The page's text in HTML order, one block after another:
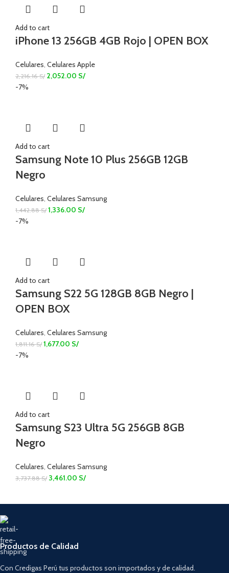
Add to cart
iPhone 13 256GB 4GB Rojo | OPEN BOX
Celulares Celulares Apple
2,216.16S/ 2,052.00 S/
-7%
Add to cart
Samsung Note 10 Plus 256GB 12GB
Negro
Celulares Celulares Samsung
1,442.88S/ 1,336.00 S/
-7%
Add to cart
Samsung S22 5G 128GB 8GB Negro |
OPEN BOX
Celulares Celulares Samsung
1,811.16S/ 1,677.00 S/
-7%
Add to cart
Samsung S23 Ultra 5G 256GB 8GB
Negro
Celulares Celulares Samsung
3,737.88S/ 3,461.00 S/
Productos de Calidad
Con Credigas Perú tus productos son importados y de calidad.